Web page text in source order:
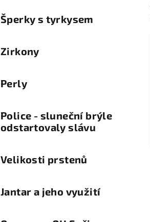
Šperky s tyrkysem
Zirkony
Perly
Police - sluneční brýle
odstartovaly slávu
Velikosti prstenů
Jantar a jeho využití